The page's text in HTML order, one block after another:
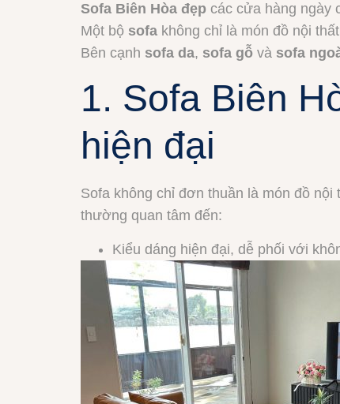
Sofa Biên Hòa đẹp các cửa hàng ngày
Một bộ sofa không chỉ là món đồ nội
Bên cạnh sofa da, sofa gỗ và sofa
1. Sofa Biên
hiện đại
Sofa không chỉ đơn thuần là món đồ
thường quan tâm đến:
Kiểu dáng hiện đại, dễ phối với